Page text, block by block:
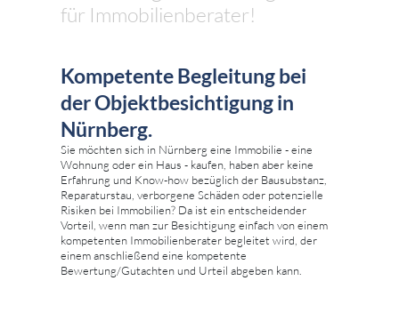
für Immobilienberater!
Kompetente Begleitung bei
der Objektbesichtigung in
Nürnberg.
Sie möchten sich in Nürnberg eine Immobilie - eine
Wohnung oder ein Haus - kaufen, haben aber keine
Erfahrung und Know-how bezüglich der Bausubstanz,
Reparaturstau, verborgene Schäden oder potenzielle
Risiken bei Immobilien? Da ist ein entscheidender
Vorteil, wenn man zur Besichtigung einfach von einem
kompetenten Immobilienberater begleitet wird, der
einem anschließend eine kompetente
Bewertung/Gutachten und Urteil abgeben kann.